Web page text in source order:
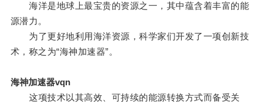
海洋是地球上最宝贵的资源之一，其中蕴含着丰富的能
源潜力。
为了更好地利用海洋资源，科学家们开发了一项创新技
术，称之为“海神加速器”。
海神加速器vqn
这项技术以其高效、可持续的能源转换方式而备受关